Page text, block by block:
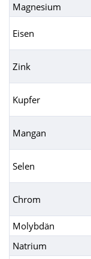
Magnesium
Eisen
Zink
Kupfer
Mangan
Selen
Chrom
Molybdän
Natrium